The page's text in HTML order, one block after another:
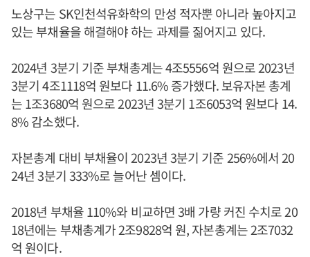
노상구는 SK인천석유화학의 만성 적자뿐 아니라 높아지고
있는 부채율을 해결해야 하는 과제를 짊어지고 있다.
2024년 3분기 기준 부채총계는 4조5556억 원으로 2023년
3분기 4조1118억 원보다 11.6% 증가했다. 보유자본 총계
는 1조3680억 원으로 2023년 3분기 1조6053억 원보다 14.
8% 감소했다.
자본총계 대비 부채율이 2023년 3분기 기준 256%에서 20
24년 3분기 333%로 늘어난 셈이다.
2018년 부채율 110%와 비교하면 3배 가량 커진 수치로 20
18년에는 부채총계가 2조9828억 원, 자본총계는 2조7032
억 원이다.